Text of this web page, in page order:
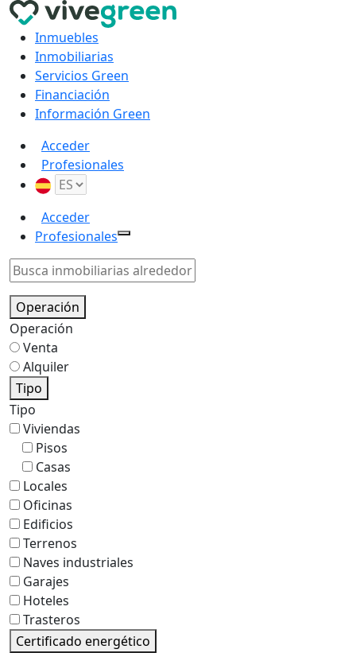
Inmuebles
Inmobiliarias
Servicios Green
Financiación
Información Green
Acceder
Profesionales
Acceder
Profesionales
Operación
Operación
Venta
Alquiler
Tipo
Tipo
Viviendas
Pisos
Casas
Locales
Oficinas
Edificios
Terrenos
Naves industriales
Garajes
Hoteles
Trasteros
Certificado energético